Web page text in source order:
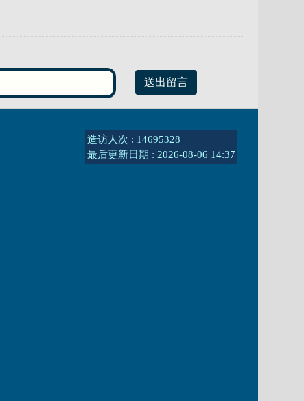
送出留言
造访人次 : 14695328
最后更新日期 : 2026-08-06 14:37